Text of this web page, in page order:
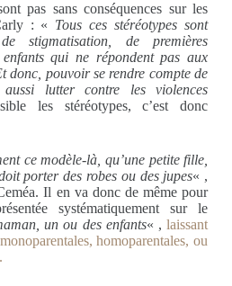
pas sans conséquences sur les
: « Tous ces stéréotypes sont
stigmatisation, de premières
qui ne répondent pas aux
donc, pouvoir se rendre compte de
aussi lutter contre les violences
les stéréotypes, c’est donc
ce modèle-là, qu’une petite fille,
porter des robes ou des jupes« ,
Il en va donc de même pour
systématiquement sur le
un ou des enfants« ,laissant
homoparentales, ou